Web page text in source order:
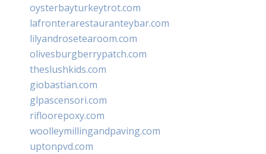
oysterbayturkeytrot.com
lafronterarestauranteybar.com
lilyandrosetearoom.com
olivesburgberrypatch.com
theslushkids.com
giobastian.com
glpascensori.com
rifloorepoxy.com
woolleymillingandpaving.com
uptonpvd.com